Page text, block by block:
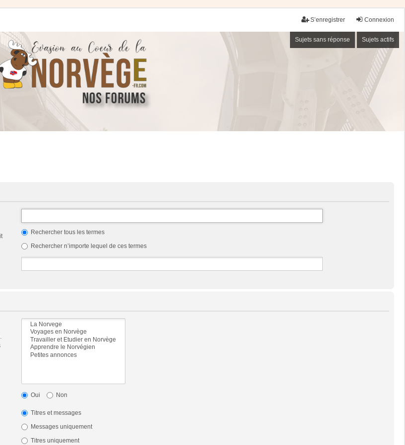
Connexion
S’enregistrer
Sujets sans réponse Sujets actifs
Rechercher tous les termes
Rechercher n’importe lequel de ces termes
Oui Non
Titres et messages
Messages uniquement
Titres uniquement